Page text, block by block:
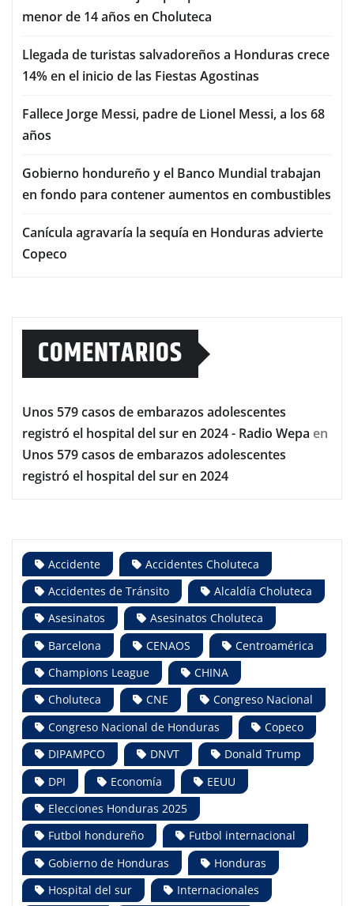
menor de 14 años en Choluteca
Llegada de turistas salvadoreños a Honduras crece
14% en el inicio de las Fiestas Agostinas
Fallece Jorge Messi, padre de Lionel Messi, a los 68
años
Gobierno hondureño y el Banco Mundial trabajan
en fondo para contener aumentos en combustibles
Canícula agravaría la sequía en Honduras advierte
Copeco
COMENTARIOS
Unos 579 casos de embarazos adolescentes
registró el hospital del sur en 2024 - Radio Wepa en
Unos 579 casos de embarazos adolescentes
registró el hospital del sur en 2024
Accidente
Accidentes Choluteca
Accidentes de Tránsito
Alcaldía Choluteca
Asesinatos
Asesinatos Choluteca
Barcelona
CENAOS
Centroamérica
Champions League
CHINA
Choluteca
CNE
Congreso Nacional
Congreso Nacional de Honduras
Copeco
DIPAMPCO
DNVT
Donald Trump
DPI
Economía
EEUU
Elecciones Honduras 2025
Futbol hondureño
Futbol internacional
Gobierno de Honduras
Honduras
Hospital del sur
Internacionales